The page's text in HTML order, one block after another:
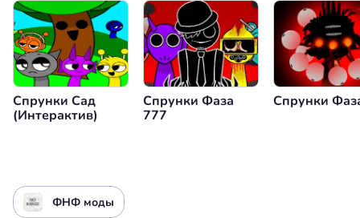
Спрунки Сад
(Интерактив)
Спрунки Фаза
777
Спрунки
ФНФ моды